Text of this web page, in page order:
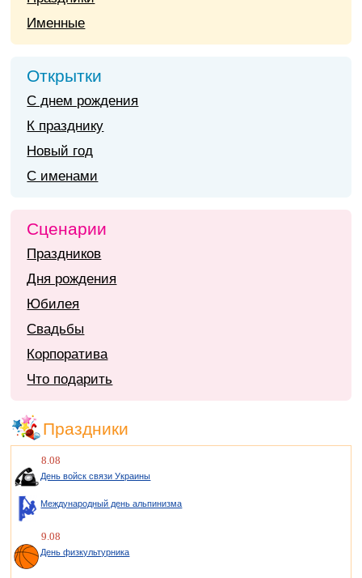
Именные
Открытки
С днем рождения
К празднику
Новый год
С именами
Сценарии
Праздников
Дня рождения
Юбилея
Свадьбы
Корпоратива
Что подарить
Праздники
8.08
День войск связи Украины
Международный день альпинизма
9.08
День физкультурника